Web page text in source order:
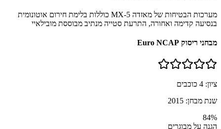
מערכות הבטיחות של מאזדה MX-5 כוללות בלימת חירום אוטונומית
בנסיעה קדימה ואחורה, התרעת סטייה מנתיב מבוססת מובילאיי
מבחני ריסוק Euro NCAP
ציון: 4 כוכבים
שנת מבחן: 2015
84%
הגנה על מבוגרים